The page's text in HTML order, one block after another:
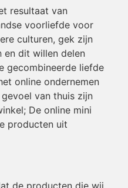
resultaat van
voorliefde voor
culturen, gek zijn
en dit willen delen
gecombineerde liefde
online ondernemen
van thuis zijn
De online mini
producten uit